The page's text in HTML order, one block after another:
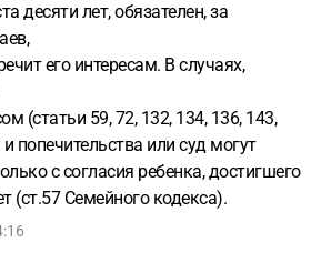
десяти лет, обязателен, за
его интересам. В случаях,
(статьи 59, 72, 132, 134, 136, 143,
попечительства или суд могут
с согласия ребенка, достигшего
(ст.57 Семейного кодекса).